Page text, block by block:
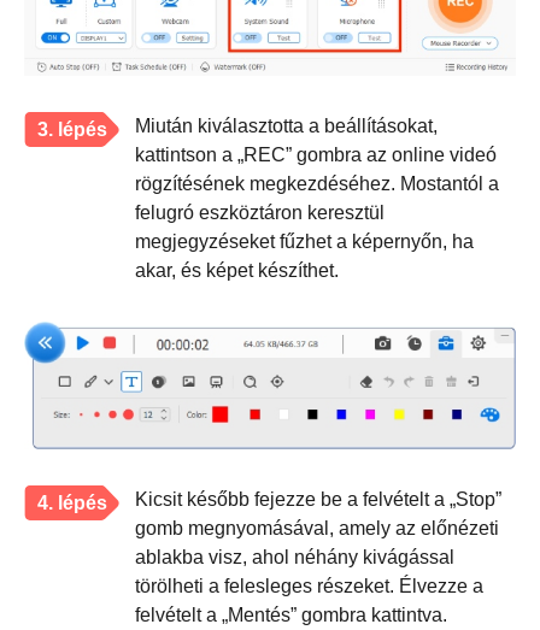
3. lépés
Miután kiválasztotta a beállításokat,
kattintson a „REC” gombra az online videó
rögzítésének megkezdéséhez. Mostantól a
felugró eszköztáron keresztül
megjegyzéseket fűzhet a képernyőn, ha
akar, és képet készíthet.
4. lépés
Kicsit később fejezze be a felvételt a „Stop”
gomb megnyomásával, amely az előnézeti
ablakba visz, ahol néhány kivágással
törölheti a felesleges részeket. Élvezze a
felvételt a „Mentés” gombra kattintva.